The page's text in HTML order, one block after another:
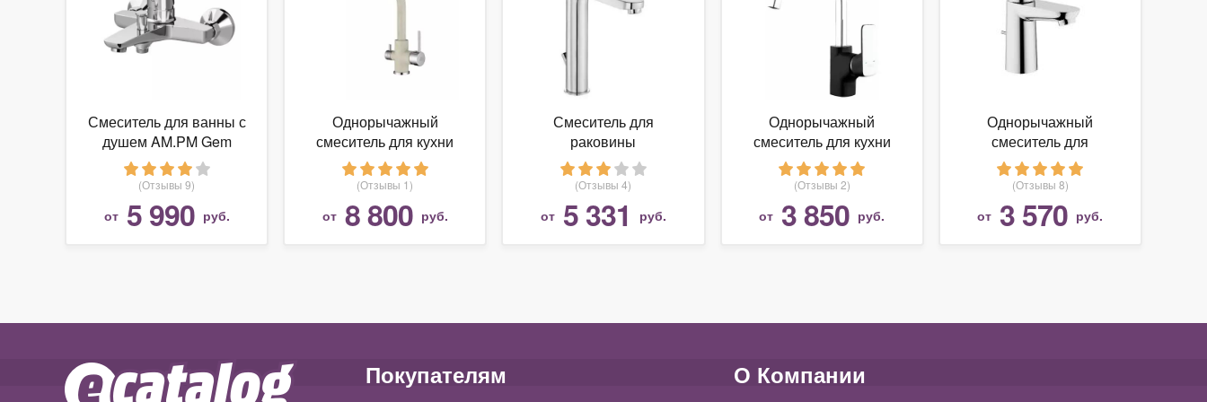
Смеситель для ванны с
душем AM.PM Gem
F90A10000
однорычажный хром
(Отзывы 9)
от 5 990 руб.
Однорычажный
смеситель для кухни
(мойки) Paulmark Essen
Es213011
(Отзывы 1)
от 8 800 руб.
Смеситель для
раковины
(умывальника) E.C.A.
Nita 102 188 048
однорычажный
(Отзывы 4)
от 5 331 руб.
Однорычажный
смеситель для кухни
(мойки) D&K DA143241
(Отзывы 2)
от 3 850 руб.
Однорычажный
смеситель для
раковины
(умывальника) Grohe
BauEdge 23328000
(Отзывы 8)
от 3 570 руб.
Покупателям О Компании